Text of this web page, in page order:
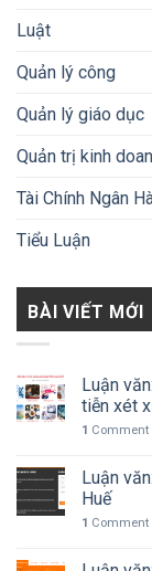
Luật
Quản lý công
Quản lý giáo dục
Quản trị kinh
Tài Chính Ngân
Tiểu Luận
BÀI VIẾT MỚI
Luận
tiễn xét
1 Comment
Luận
Huế
1 Comment